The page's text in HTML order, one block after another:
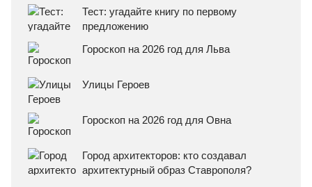
Тест: угадайте книгу по первому
предложению
Гороскоп на 2026 год для Льва
Улицы Героев
Гороскоп на 2026 год для Овна
Город архитекторов: кто создавал
архитектурный образ Ставрополя?